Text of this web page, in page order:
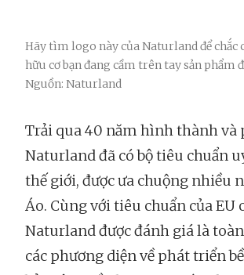
Hãy tìm logo này của Naturland để chắc
hữu cơ bạn đang cầm trên tay sản phẩm
Nguồn: Naturland
Trải qua 40 năm hình thành và
Naturland đã có bộ tiêu chuẩn
thế giới, được ưa chuộng nhiều
Áo. Cùng với tiêu chuẩn của EU
Naturland được đánh giá là
các phương diện về phát triển